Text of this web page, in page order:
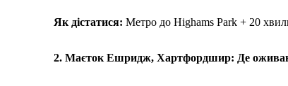
Як дістатися: Метро до Highams Park + 20
2. Маєток Ешридж, Хартфордшир: Де